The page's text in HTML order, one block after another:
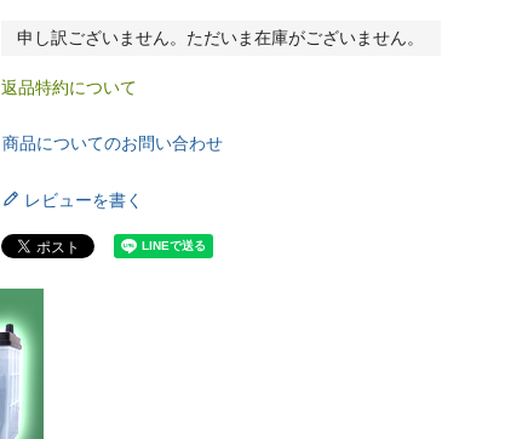
申し訳ございません。ただいま在庫がございません。
返品特約について
商品についてのお問い合わせ
レビューを書く